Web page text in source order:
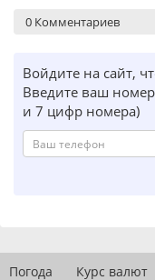
0 Комментариев
Войдите на сайт,
Введите ваш
и 7 цифр номера)
Погода Курс валют